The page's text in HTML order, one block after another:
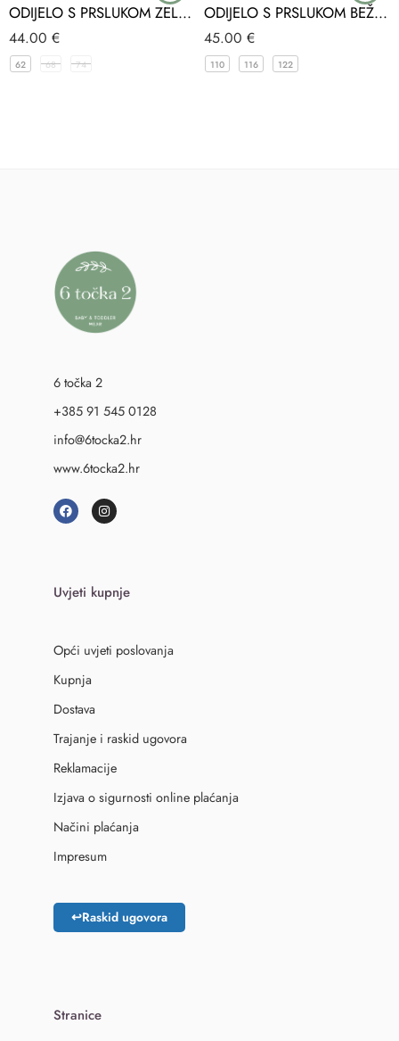
ODIJELO S PRSLUKOM ZELENA CONCEPT
44.00 €
62 68 74
ODIJELO S PRSLUKOM BEŽ CARINO’S
45.00 €
110 116 122
6 točka 2
+385 91 545 0128
info@6tocka2.hr
www.6tocka2.hr
Uvjeti kupnje
Opći uvjeti poslovanja
Kupnja
Dostava
Trajanje i raskid ugovora
Reklamacije
Izjava o sigurnosti online plaćanja
Načini plaćanja
Impresum
↩Raskid ugovora
Stranice